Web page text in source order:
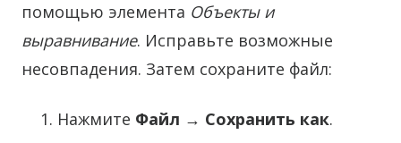
помощью элемента Объекты и
выравнивание. Исправьте возможные
несовпадения. Затем сохраните файл:
Нажмите Файл → Сохранить как.